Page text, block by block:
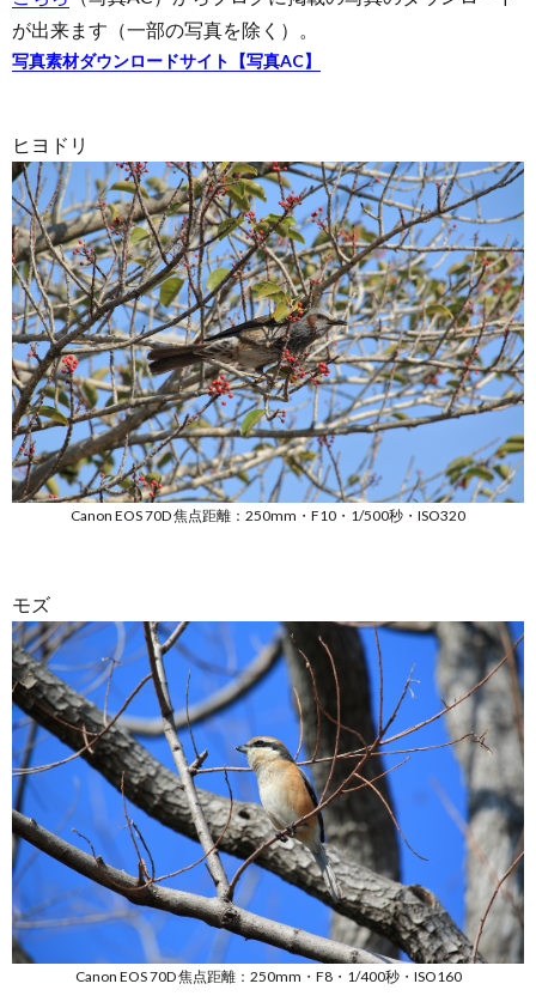
所周辺
の地図
1.3.
につい
て
が出来ます（一部の写真を除く）。
写真素材ダウンロードサイト【写真AC】
ヒヨドリ
Canon EOS 70D 焦点距離：250mm・F10・1/500秒・ISO320
モズ
Canon EOS 70D 焦点距離：250mm・F8・1/400秒・ISO160